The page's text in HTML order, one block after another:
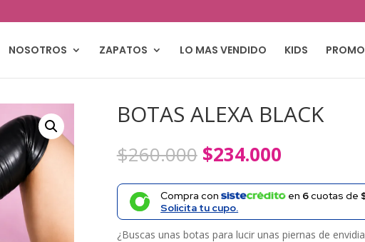
NOSOTROS ZAPATOS LO MAS VENDIDO KIDS
BOTAS ALEXA BLACK
$260.000 El
precio
original
era:
$260.000.
$234.000El
actual
es:
Compra con en 6cuotas de
Solicita tu cupo.
¿Buscas unas botas para lucir unas piernas de